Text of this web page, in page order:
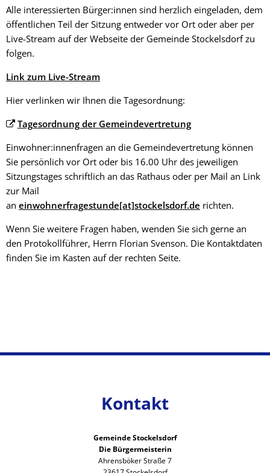
Alle interessierten Bürger:innen sind herzlich eingeladen, dem
öffentlichen Teil der Sitzung entweder vor Ort oder aber per
Live-Stream auf der Webseite der Gemeinde Stockelsdorf zu
folgen.
Link zum Live-Stream
Hier verlinken wir Ihnen die Tagesordnung:
Tagesordnung der Gemeindevertretung
Einwohner:innenfragen an die Gemeindevertretung können
Sie persönlich vor Ort oder bis 16.00 Uhr des jeweiligen
Sitzungstages schriftlich an das Rathaus oder per Mail an Link
zur Mail
an einwohnerfragestunde[at]stockelsdorf.de richten.
Wenn Sie weitere Fragen haben, wenden Sie sich gerne an
den Protokollführer, Herrn Florian Svenson. Die Kontaktdaten
finden Sie im Kasten auf der rechten Seite.
Kontakt
Gemeinde Stockelsdorf
Die Bürgermeisterin
Ahrensböker Straße 7